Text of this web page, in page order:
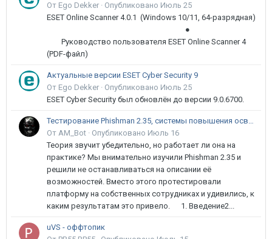
От Ego Dekker · Опубликовано Июль 25
ESET Online Scanner 4.0.1 (Windows 10/11, 64-разрядная)
●
Руководство пользователя ESET Online Scanner 4
(PDF-файл)
Актуальные версии ESET Cyber Security 9
От Ego Dekker · Опубликовано Июль 25
ESET Cyber Security был обновлён до версии 9.0.6700.
Тестирование Phishman 2.35, системы повышения осведомлённости пользователей в сфере ИБ
От AM_Bot · Опубликовано Июль 16
Теория звучит убедительно, но работает ли она на
практике? Мы внимательно изучили Phishman 2.35 и
решили не останавливаться на описании её
возможностей. Вместо этого протестировали
платформу на собственных сотрудниках и удивились, к
каким результатам это привело. 1. Введение2...
uVS - оффтопик